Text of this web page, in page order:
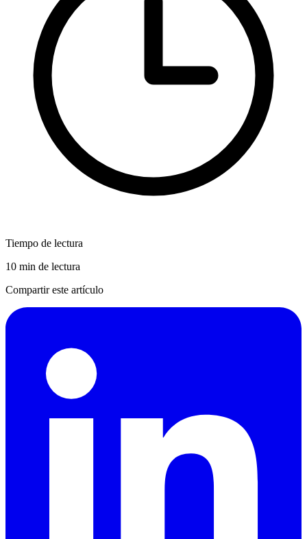
Tiempo de lectura
10 min de lectura
Compartir este artículo